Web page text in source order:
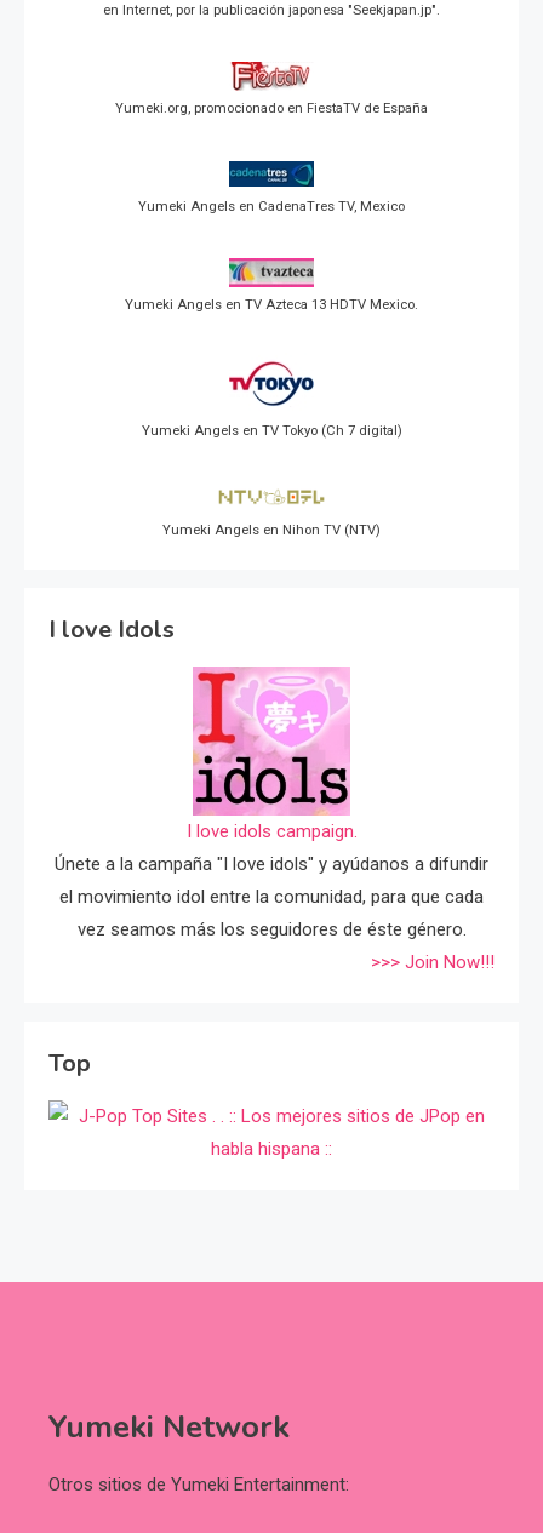
en Internet, por la publicación japonesa "Seekjapan.jp".
Yumeki.org, promocionado en FiestaTV de España
Yumeki Angels en CadenaTres TV, Mexico
Yumeki Angels en TV Azteca 13 HDTV Mexico.
Yumeki Angels en TV Tokyo (Ch 7 digital)
Yumeki Angels en Nihon TV (NTV)
I love Idols
I love idols campaign.
Únete a la campaña "I love idols" y ayúdanos a difundir
el movimiento idol entre la comunidad, para que cada
vez seamos más los seguidores de éste género.
>>> Join Now!!!
Top
Yumeki Network
Otros sitios de Yumeki Entertainment: